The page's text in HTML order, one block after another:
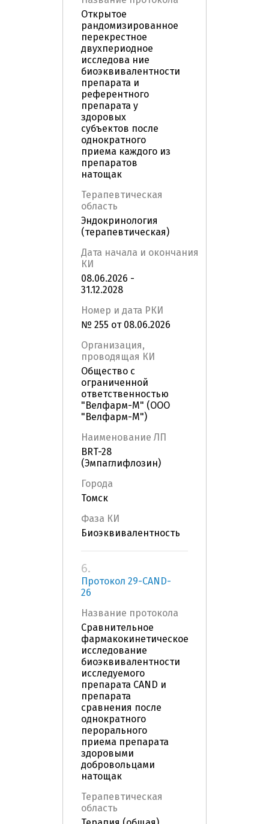
Открытое
рандомизированное
перекрестное
двухпериодное
исследова ние
биоэквивалентности
препарата и
референтного
препарата у
здоровых
субъектов после
однократного
приема каждого из
препаратов
натощак
Терапевтическая
область
Эндокринология
(терапевтическая)
Дата начала и окончания
КИ
08.06.2026 -
31.12.2028
Номер и дата РКИ
№ 255 от 08.06.2026
Организация,
проводящая КИ
Общество с
ограниченной
ответственностью
"Велфарм-М" (ООО
"Велфарм-М")
Наименование ЛП
BRT-28
(Эмпаглифлозин)
Города
Томск
Фаза КИ
Биоэквивалентность
6.
Протокол 29-CAND-
26
Название протокола
Сравнительное
фармакокинетическое
исследование
биоэквивалентности
исследуемого
препарата CAND и
препарата
сравнения после
однократного
перорального
приема препарата
здоровыми
добровольцами
натощак
Терапевтическая
область